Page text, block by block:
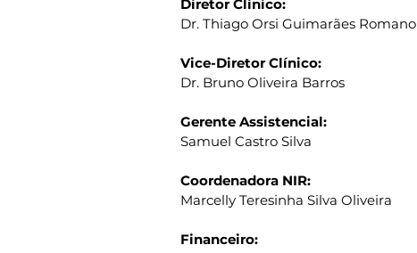
Diretor Clínico:
Dr. Thiago Orsi Guimarães Romano
Vice-Diretor Clínico:
Dr. Bruno Oliveira Barros
Gerente Assistencial​:
Samuel Castro Silva
Coordenadora NIR:
Marcelly Teresinha Silva Oliveira
Financeiro: